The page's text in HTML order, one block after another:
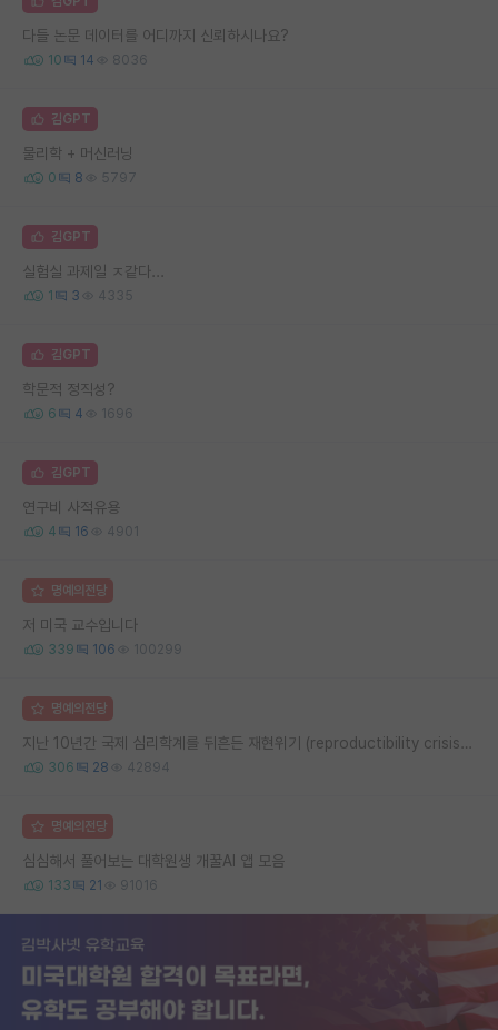
다들 논문 데이터를 어디까지 신뢰하시나요?
10 14 8036
김GPT
물리학 + 머신러닝
0 8 5797
김GPT
실험실 과제일 ㅈ같다...
1 3 4335
김GPT
학문적 정직성?
6 4 1696
김GPT
연구비 사적유용
4 16 4901
명예의전당
저 미국 교수입니다
339 106 100299
명예의전당
지난 10년간 국제 심리학계를 뒤흔든 재현위기 (reproductibility crisis) 요약 (1편)
306 28 42894
명예의전당
심심해서 풀어보는 대학원생 개꿀AI 앱 모음
133 21 91016